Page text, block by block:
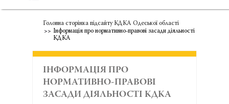
Головна сторінка підсайту КДКА Одеської області
Інформація про нормативно-правові засади діяльності
КДКА
ІНФОРМАЦІЯ ПРО
НОРМАТИВНО-ПРАВОВІ
ЗАСАДИ ДІЯЛЬНОСТІ КДКА